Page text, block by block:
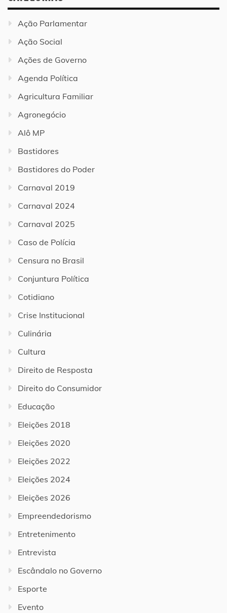
Ação Parlamentar
Ação Social
Ações de Governo
Agenda Política
Agricultura Familiar
Agronegócio
Alô MP
Bastidores
Bastidores do Poder
Carnaval 2019
Carnaval 2024
Carnaval 2025
Caso de Polícia
Censura no Brasil
Conjuntura Política
Cotidiano
Crise Institucional
Culinária
Cultura
Direito de Resposta
Direito do Consumidor
Educação
Eleições 2018
Eleições 2020
Eleições 2022
Eleições 2024
Eleições 2026
Empreendedorismo
Entretenimento
Entrevista
Escândalo no Governo
Esporte
Evento